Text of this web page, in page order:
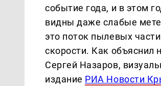
событие года, и в этом
видны даже слабые
это поток пылевых
скорости. Как объяснил
Сергей Назаров,
издание РИА Новости